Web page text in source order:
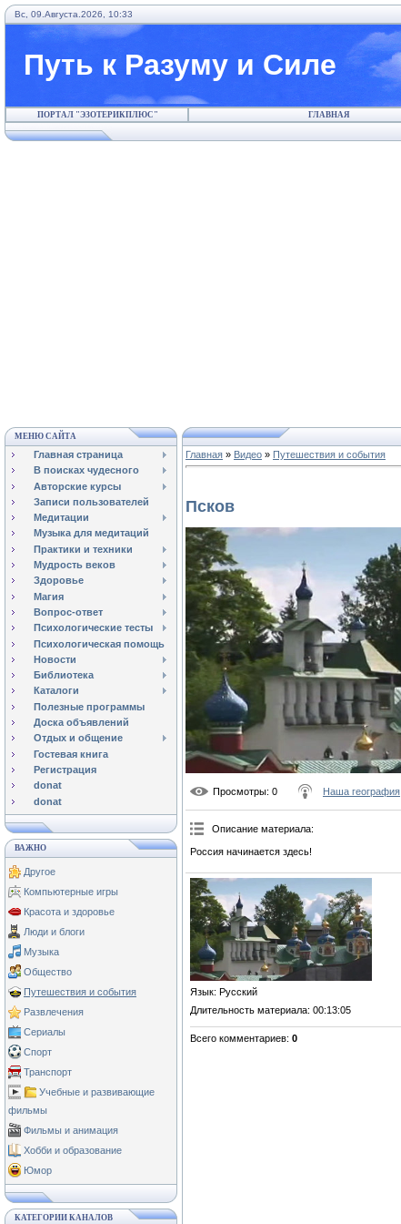
Вс, 09.Августа.2026, 10:33
Путь к Разуму и Силе
ПОРТАЛ "ЭЗОТЕРИКПЛЮС" ГЛАВНАЯ
МЕНЮ САЙТА
Главная страница
В поисках чудесного
Авторские курсы
Записи пользователей
Медитации
Музыка для медитаций
Практики и техники
Мудрость веков
Здоровье
Магия
Вопрос-ответ
Психологические тесты
Психологическая помощь
Новости
Библиотека
Каталоги
Полезные программы
Доска объявлений
Отдых и общение
Гостевая книга
Регистрация
donat
donat
ВАЖНО
Другое
Компьютерные игры
Красота и здоровье
Люди и блоги
Музыка
Общество
Путешествия и события
Развлечения
Сериалы
Спорт
Транспорт
Учебные и развивающие
фильмы
Фильмы и анимация
Хобби и образование
Юмор
КАТЕГОРИИ КАНАЛОВ
Главная » Видео » Путешествия и события
Псков
Просмотры: 0 Наша география
Описание материала:
Россия начинается здесь!
Язык: Русский
Длительность материала: 00:13:05
Всего комментариев: 0